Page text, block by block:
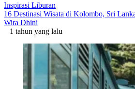
Inspirasi Liburan
16 Destinasi Wisata di Kolombo, Sri
Wira Dhini
1 tahun yang lalu